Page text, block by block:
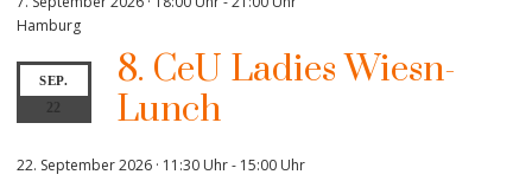
Hamburg
SEP.
22
8. CeU Ladies Wiesn-
Lunch
22. September 2026 · 11:30 Uhr- 15:00 Uhr